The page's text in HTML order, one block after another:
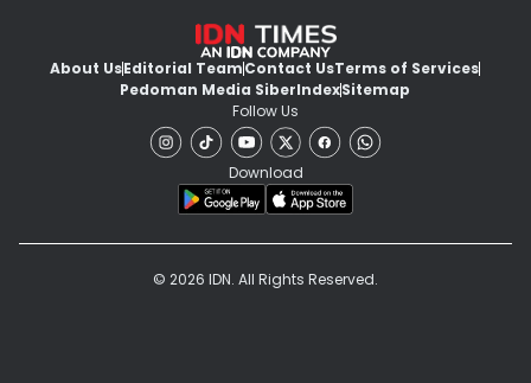
About UsEditorial TeamContact UsTerms of Services
Pedoman Media SiberIndexSitemap
Follow Us
Download
© 2026 IDN. All Rights Reserved.